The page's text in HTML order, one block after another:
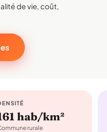
de vie, coût,
hab/km²
rurale